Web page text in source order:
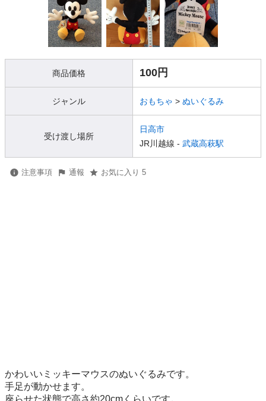
商品価格 100円
ジャンル おもちゃ > ぬいぐるみ
受け渡し場所
日高市
JR川越線 - 武蔵高萩駅
注意事項 通報 お気に入り 5
かわいいミッキーマウスのぬいぐるみです。
手足が動かせます。
座らせた状態で高さ約20cmくらいです。